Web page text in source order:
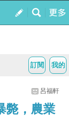
我的
訂閱
呂福軒
斃，農業